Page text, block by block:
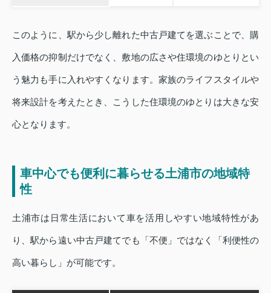
このように、駅から少し離れた中古戸建てを選ぶことで、購
入価格の抑制だけでなく、敷地の広さや住環境のゆとりとい
う魅力も手に入れやすくなります。家族のライフスタイルや
将来設計を考えたとき、こうした住環境のゆとりは大きな安
心となります。
車中心でも便利に暮らせる土浦市の地域特
性
土浦市は日常生活において車を活用しやすい地域特性があ
り、駅から遠い中古戸建てでも「不便」ではなく「利便性の
高い暮らし」が可能です。